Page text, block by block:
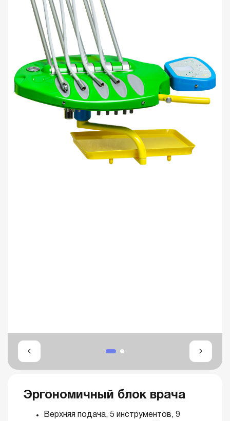
Эргономичный блок врача
Верхняя подача, 5 инструментов, 9